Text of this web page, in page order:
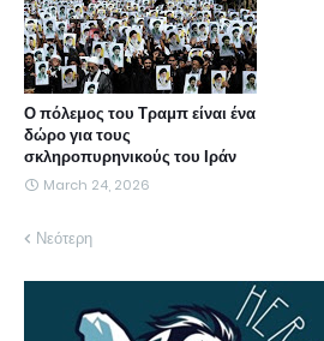
Ο πόλεμος του Τραμπ είναι ένα
δώρο για τους
σκληροπυρηνικούς του Ιράν
March 24, 2026
Νεότερη